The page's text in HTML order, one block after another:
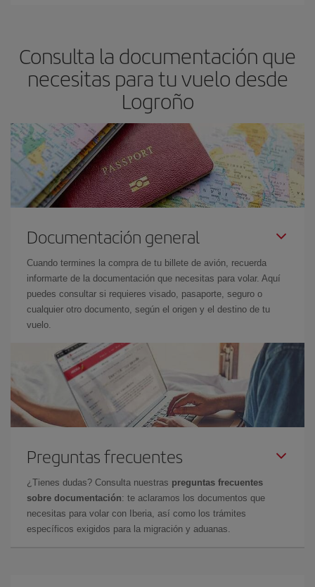
Consulta la documentación que
necesitas para tu vuelo desde
Logroño
Documentación general
Cuando termines la compra de tu billete de avión, recuerda
informarte de la documentación que necesitas para volar. Aquí
puedes consultar si requieres visado, pasaporte, seguro o
cualquier otro documento, según el origen y el destino de tu
vuelo.
Preguntas frecuentes
¿Tienes dudas? Consulta nuestras preguntas frecuentes
sobre documentación: te aclaramos los documentos que
necesitas para volar con Iberia, así como los trámites
específicos exigidos para la migración y aduanas.